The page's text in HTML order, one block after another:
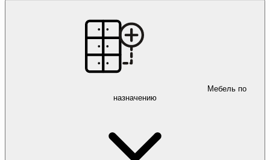
Мебель по
назначению